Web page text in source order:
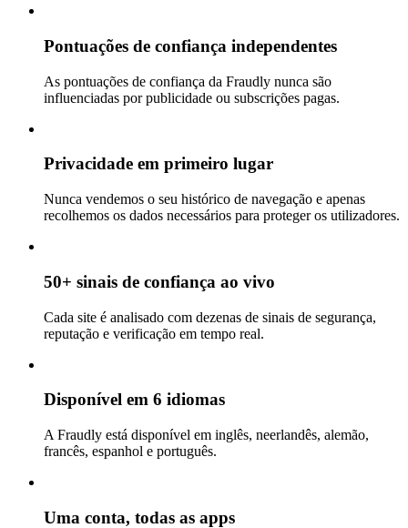
Pontuações de confiança independentes
As pontuações de confiança da Fraudly nunca são
influenciadas por publicidade ou subscrições pagas.
Privacidade em primeiro lugar
Nunca vendemos o seu histórico de navegação e apenas
recolhemos os dados necessários para proteger os utilizadores.
50+ sinais de confiança ao vivo
Cada site é analisado com dezenas de sinais de segurança,
reputação e verificação em tempo real.
Disponível em 6 idiomas
A Fraudly está disponível em inglês, neerlandês, alemão,
francês, espanhol e português.
Uma conta, todas as apps